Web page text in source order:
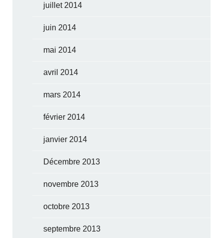
juillet 2014
juin 2014
mai 2014
avril 2014
mars 2014
février 2014
janvier 2014
Décembre 2013
novembre 2013
octobre 2013
septembre 2013